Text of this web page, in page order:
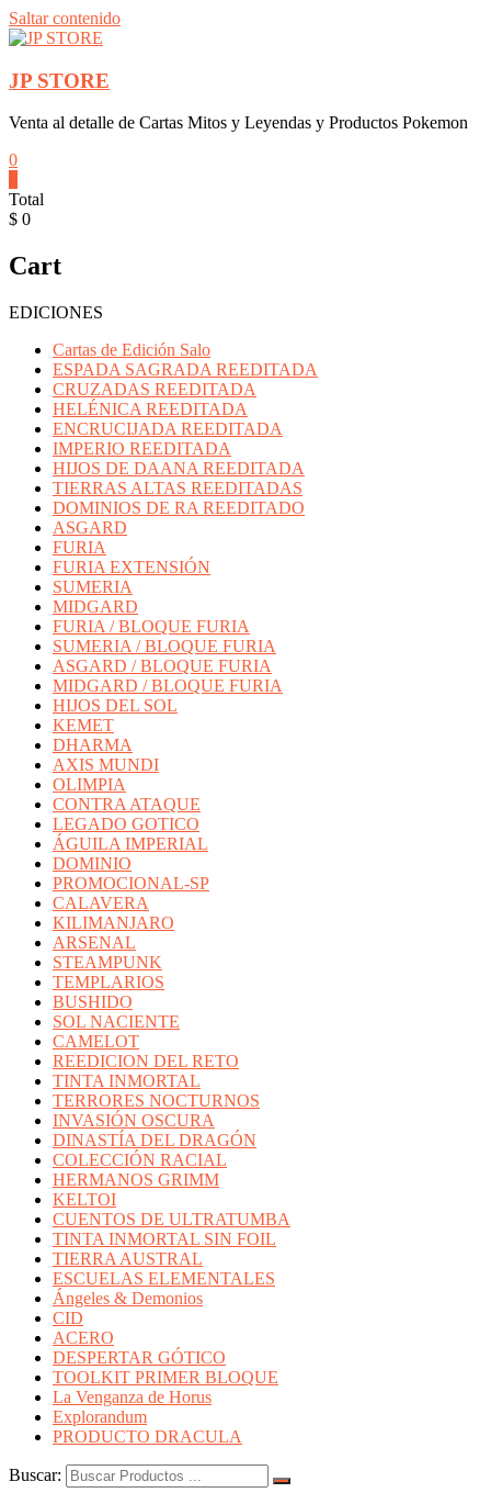
Saltar contenido
JP STORE
Venta al detalle de Cartas Mitos y Leyendas y Productos Pokemon
0
Total
$ 0
Cart
EDICIONES
Cartas de Edición Salo
ESPADA SAGRADA REEDITADA
CRUZADAS REEDITADA
HELÉNICA REEDITADA
ENCRUCIJADA REEDITADA
IMPERIO REEDITADA
HIJOS DE DAANA REEDITADA
TIERRAS ALTAS REEDITADAS
DOMINIOS DE RA REEDITADO
ASGARD
FURIA
FURIA EXTENSIÓN
SUMERIA
MIDGARD
FURIA / BLOQUE FURIA
SUMERIA / BLOQUE FURIA
ASGARD / BLOQUE FURIA
MIDGARD / BLOQUE FURIA
HIJOS DEL SOL
KEMET
DHARMA
AXIS MUNDI
OLIMPIA
CONTRA ATAQUE
LEGADO GOTICO
ÁGUILA IMPERIAL
DOMINIO
PROMOCIONAL-SP
CALAVERA
KILIMANJARO
ARSENAL
STEAMPUNK
TEMPLARIOS
BUSHIDO
SOL NACIENTE
CAMELOT
REEDICION DEL RETO
TINTA INMORTAL
TERRORES NOCTURNOS
INVASIÓN OSCURA
DINASTÍA DEL DRAGÓN
COLECCIÓN RACIAL
HERMANOS GRIMM
KELTOI
CUENTOS DE ULTRATUMBA
TINTA INMORTAL SIN FOIL
TIERRA AUSTRAL
ESCUELAS ELEMENTALES
Ángeles & Demonios
CID
ACERO
DESPERTAR GÓTICO
TOOLKIT PRIMER BLOQUE
La Venganza de Horus
Explorandum
PRODUCTO DRACULA
Buscar: